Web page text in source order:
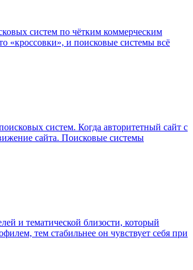
систем по чётким коммерческим
«кроссовки», и поисковые системы всё
систем. Когда авторитетный сайт с
сайта. Поисковые системы
и тематической близости, который
тем стабильнее он чувствует себя при